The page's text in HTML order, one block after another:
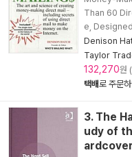
Than 60
e,
Denison
Taylor
132,270원
택배로 주문
3. The
udy of